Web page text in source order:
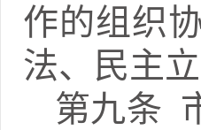
作的组织
法、民主
第九条